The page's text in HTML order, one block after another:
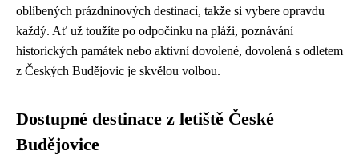
oblíbených prázdninových destinací, takže si vybere opravdu
každý. Ať už toužíte po odpočinku na pláži, poznávání
historických památek nebo aktivní dovolené, dovolená s odletem
z Českých Budějovic je skvělou volbou.
Dostupné destinace z letiště České
Budějovice